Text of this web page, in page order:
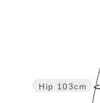
Hip 103cm